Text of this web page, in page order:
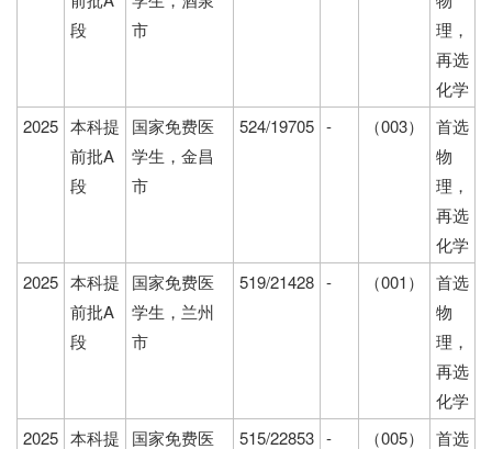
段
市
理，
再选
化学
2025 本科提
前批A
段
国家免费医
学生，金昌
市
524/19705 - （003）
首选
物
理，
再选
化学
2025 本科提
前批A
段
国家免费医
学生，兰州
市
519/21428 - （001）
首选
物
理，
再选
化学
2025 本科提
国家免费医
515/22853 - （005）
首选